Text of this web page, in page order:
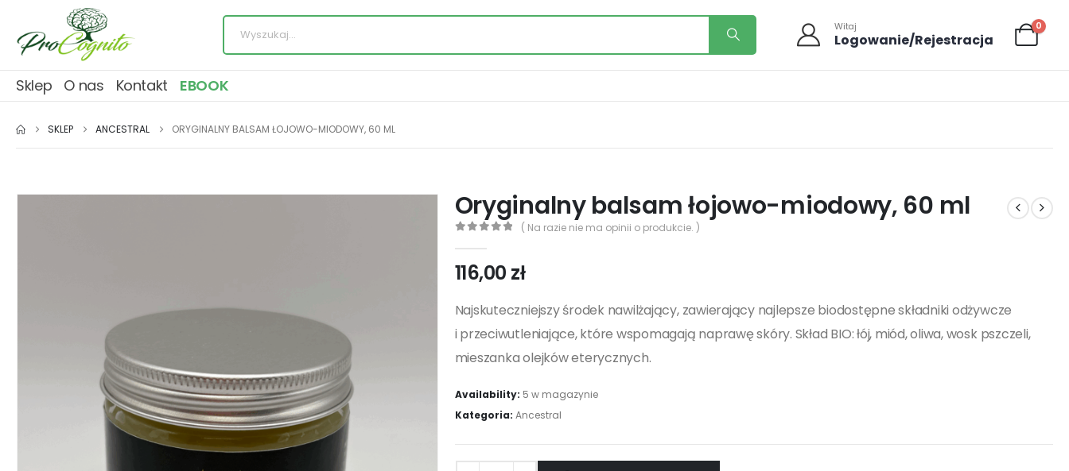
Witaj
Logowanie/Rejestracja
0
Sklep O nas Kontakt EBOOK
SKLEP ANCESTRAL ORYGINALNY BALSAM ŁOJOWO-MIODOWY, 60 ML
Oryginalny balsam łojowo-miodowy, 60 ml
( Na razie nie ma opinii o produkcie. )
116,00 zł
Najskuteczniejszy środek nawilżający, zawierający najlepsze biodostępne składniki odżywcze
i przeciwutleniające, które wspomagają naprawę skóry. Skład BIO: łój, miód, oliwa, wosk pszczeli,
mieszanka olejków eterycznych.
Availability: 5 w magazynie
Kategoria: Ancestral